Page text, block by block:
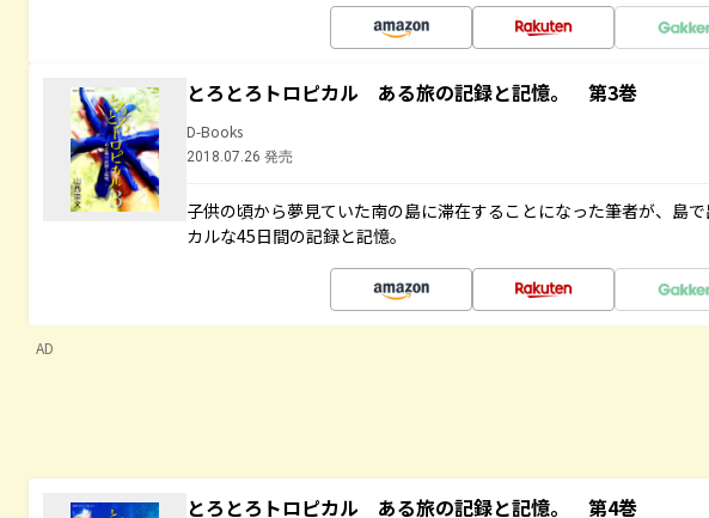
とろとろトロピカル ある旅の記録と記憶。 第3巻
D-Books
2018.07.26 発売
子供の頃から夢見ていた南の島に滞在することになった筆者が、島
カルな45日間の記録と記憶。
AD
とろとろトロピカル ある旅の記録と記憶。 第4巻